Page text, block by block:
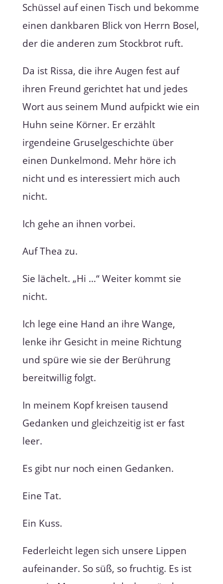
Schüssel auf einen Tisch und bekomme
einen dankbaren Blick von Herrn Bosel,
der die anderen zum Stockbrot ruft.
Da ist Rissa, die ihre Augen fest auf
ihren Freund gerichtet hat und jedes
Wort aus seinem Mund aufpickt wie ein
Huhn seine Körner. Er erzählt
irgendeine Gruselgeschichte über
einen Dunkelmond. Mehr höre ich
nicht und es interessiert mich auch
nicht.
Ich gehe an ihnen vorbei.
Auf Thea zu.
Sie lächelt. „Hi …“ Weiter kommt sie
nicht.
Ich lege eine Hand an ihre Wange,
lenke ihr Gesicht in meine Richtung
und spüre wie sie der Berührung
bereitwillig folgt.
In meinem Kopf kreisen tausend
Gedanken und gleichzeitig ist er fast
leer.
Es gibt nur noch einen Gedanken.
Eine Tat.
Ein Kuss.
Federleicht legen sich unsere Lippen
aufeinander. So süß, so fruchtig. Es ist